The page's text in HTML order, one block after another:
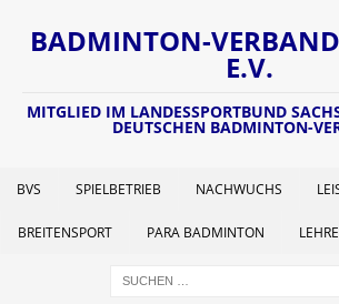
BADMINTON-
E.V.
MITGLIED IM LANDESSPORTBUND
DEUTSCHEN BADMINTON-
BVS SPIELBETRIEB NACHWUCHS
BREITENSPORT PARA BADMINTON LEHRE